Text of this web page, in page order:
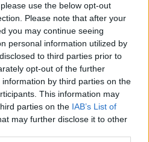
use the below opt-out
Please note that after your
you may continue seeing
personal information utilized by
to third parties prior to
opt-out of the further
by third parties on the
This information may
parties on the IAB’s List of
may further disclose it to other
hamisítatlan szolnoki